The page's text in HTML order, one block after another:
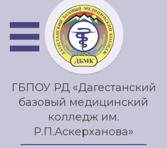
ГБПОУ РД «Дагестанский
базовый медицинский
колледж им.
Р.П.Аскерханова»